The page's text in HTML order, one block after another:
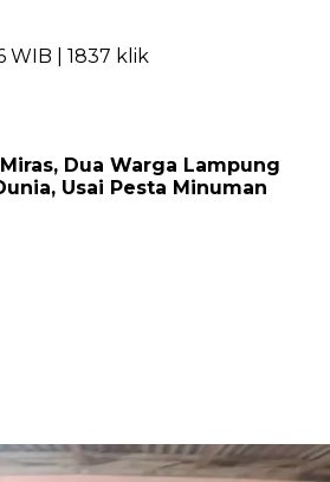
WIB | 1837 klik
Dua Warga Lampung
Usai Pesta Minuman